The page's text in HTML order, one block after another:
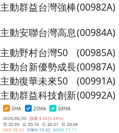
主動群益台灣強棒(00982A)
主動安聯台灣高息(00984A)
主動野村台灣50 (00985A)
主動台新優勢成長(00987A)
主動復華未來50 (00991A)
主動群益科技創新(00992A)